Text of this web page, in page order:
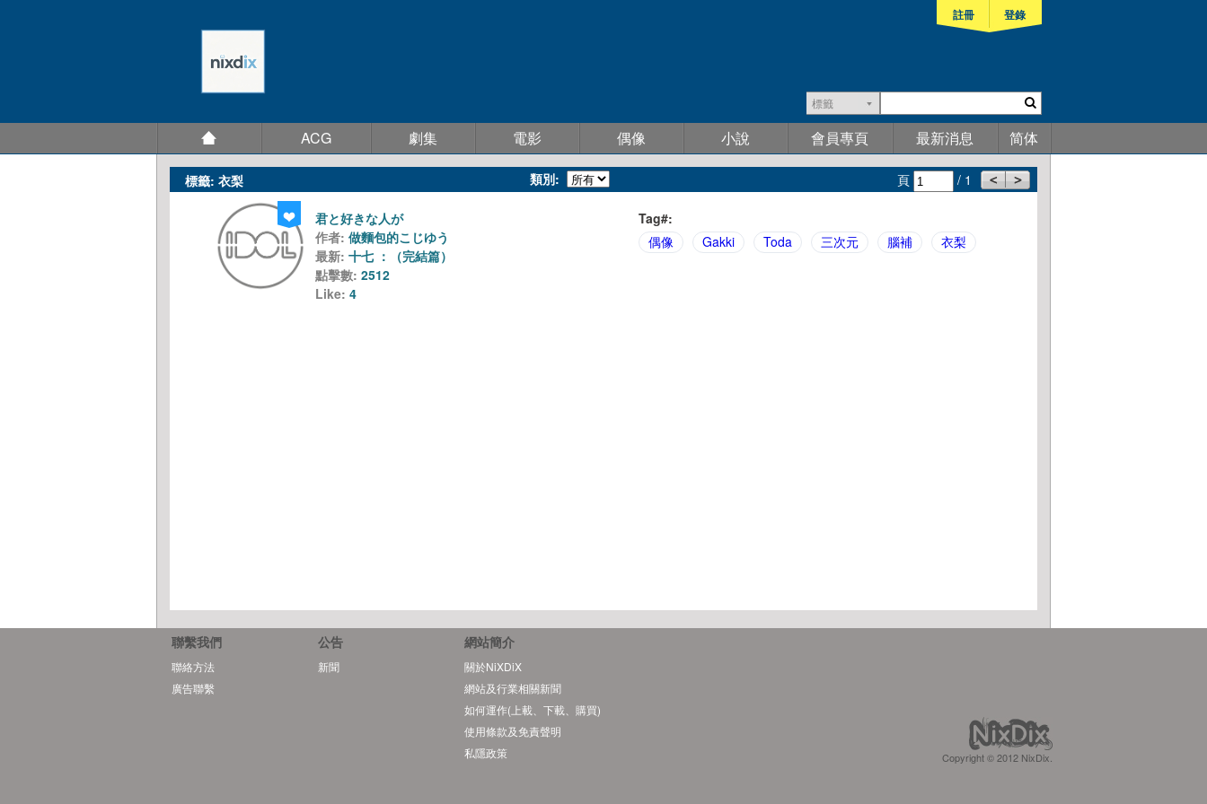
註冊 登錄
標籤
ACG 劇集 電影 偶像 小說 會員專頁 最新消息 简体
標籤: 衣梨 類別: 頁 / 1
君と好きな人が
作者: 做麵包的こじゆう
最新: 十七 ：（完結篇）
點擊數: 2512
Like: 4
Tag#:
偶像
Gakki Toda 三次元 腦補 衣梨
聯繫我們
聯絡方法
廣告聯繫
公告
新聞
網站簡介
關於NiXDiX
網站及行業相關新聞
如何運作(上載、下載、購買)
使用條款及免責聲明
私隱政策
Copyright © 2012 NixDix.